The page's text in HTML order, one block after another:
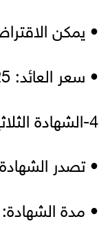
• يمكن
• سعر العائد: 17.25% سنوياً.
4-الشهادة الثلاثية ذات العائد المتغير الشهري:
• تصدر
• مدة الشهادة: 3 سنوات.